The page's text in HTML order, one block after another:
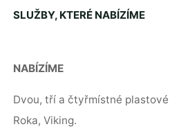
SLUŽBY, KTERÉ NABÍZÍME
NABÍZÍME
Dvou, tří a čtyřmístné plastové
Roka, Viking.